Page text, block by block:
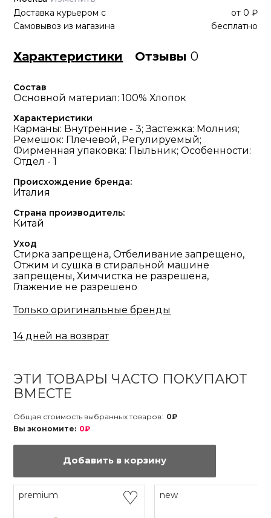
Доставка курьером с от 0 ₽
Самовывоз из магазина
бесплатно
Характеристики Отзывы0
Состав
Основной материал: 100% Хлопок
Характеристики
Карманы: Внутренние - 3; Застежка: Молния;
Ремешок: Плечевой, Регулируемый;
Фирменная упаковка: Пыльник; Особенности:
Отдел - 1
Происхождение бренда:
Италия
Страна производитель:
Китай
Уход
Стирка запрещена, Отбеливание запрещено,
Отжим и сушка в стиральной машине
запрещены, Химчистка не разрешена,
Глажение не разрешено
Только оригинальные бренды
14 дней на возврат
ЭТИ ТОВАРЫ ЧАСТО ПОКУПАЮТ
ВМЕСТЕ
Общая стоимость выбранных товаров: 0₽
Вы экономите: 0₽
Добавить в корзину
premium new